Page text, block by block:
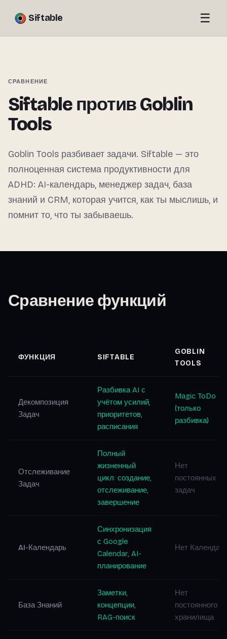
Siftable ☰
СРАВНЕНИЕ
Siftable против Goblin
Tools
Goblin Tools разбивает задачи. Siftable — это
полноценная система продуктивности для
ADHD: AI-календарь, менеджер задач, база
знаний и CRM, которая учится, как ты мыслишь, и
помнит то, что ты забываешь.
Сравнение функций
ФУНКЦИЯ SIFTABLE
GOBLIN
TOOLS
Декомпозиция
Задач
Разбивка AI с
учётом усилий,
приоритетов,
расписания
Magic ToDo
(только
разбивка)
Отслеживание
Задач
Полный
жизненный
цикл: создание,
отслеживание,
завершение
Нет
постоянных
задач
AI-Календарь
Синхронизация
с Google
Calendar, AI-
планирование
Нет
База Знаний
Заметки,
концепции,
RAG-поиск
Нет
постоянного
хранилища